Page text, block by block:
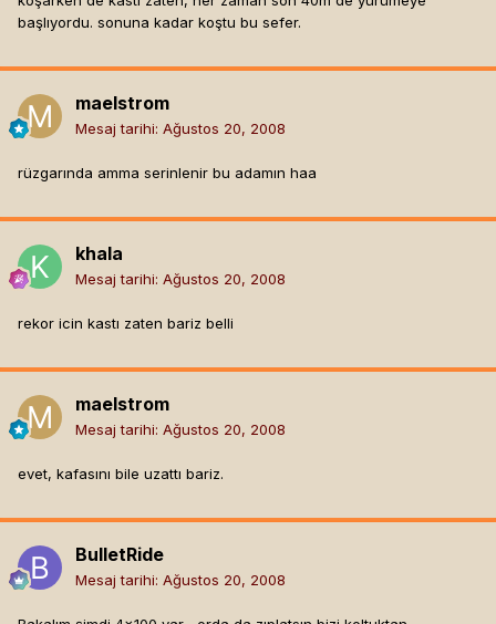
başlıyordu. sonuna kadar koştu bu sefer.
maelstrom
Mesaj tarihi: Ağustos 20, 2008
rüzgarında amma serinlenir bu adamın haa
khala
Mesaj tarihi: Ağustos 20, 2008
rekor icin kastı zaten bariz belli
maelstrom
Mesaj tarihi: Ağustos 20, 2008
evet, kafasını bile uzattı bariz.
BulletRide
Mesaj tarihi: Ağustos 20, 2008